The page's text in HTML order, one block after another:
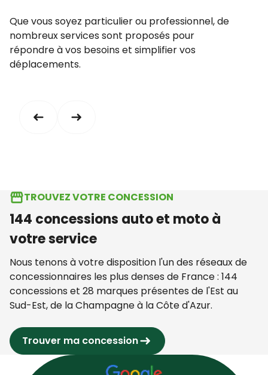
Que vous soyez particulier ou professionnel, de
nombreux services sont proposés pour
répondre à vos besoins et simplifier vos
déplacements.
TROUVEZ VOTRE CONCESSION
144 concessions auto et moto à
votre service
Nous tenons à votre disposition l'un des réseaux de
concessionnaires les plus denses de France : 144
concessions et 28 marques présentes de l'Est au
Sud-Est, de la Champagne à la Côte d'Azur.
Trouver ma concession